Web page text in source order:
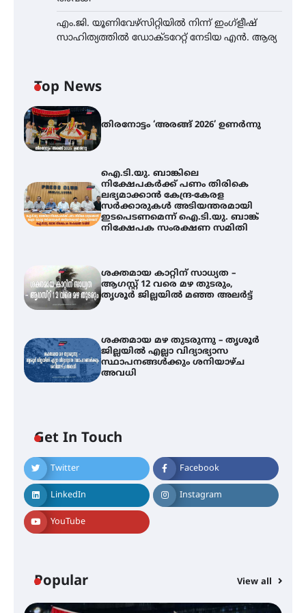
എം.ജി. യൂണിവേഴ്‌സിറ്റിയിൽ നിന്ന് ഇംഗ്ളീഷ്
സാഹിത്യത്തിൽ ഡോക്ടറേറ്റ് നേടിയ എൻ. ആര്യ
Top News
തിരനോട്ടം ‘അരങ്ങ് 2026’ ഉണർന്നു
ഐ.ടി.യു. ബാങ്കിലെ
നിക്ഷേപകർക്ക് പണം തിരികെ
ലഭ്യമാക്കാൻ കേന്ദ്ര-കേരള
സർക്കാരുകൾ അടിയന്തരമായി
ഇടപെടണമെന്ന് ഐ.ടി.യു. ബാങ്ക്
നിക്ഷേപക സംരക്ഷണ സമിതി
ശക്തമായ കാറ്റിന് സാധ്യത –
ആഗസ്റ്റ് 12 വരെ മഴ തുടരും,
തൃശൂർ ജില്ലയിൽ മഞ്ഞ അലർട്ട്
ശക്തമായ മഴ തുടരുന്നു – തൃശൂർ
ജില്ലയിൽ എല്ലാ വിദ്യാഭ്യാസ
സ്ഥാപനങ്ങൾക്കും ശനിയാഴ്ച
അവധി
Get In Touch
Twitter Facebook
LinkedIn Instagram
YouTube
Popular View all
ഐ.ടി.യു. ബാങ്കിലെ
നിക്ഷേപകർക്ക് പണം തിരികെ
ലഭ്യമാക്കാൻ കേന്ദ്ര-കേരള
സർക്കാരുകൾ അടിയന്തരമായി
ഇടപെടണമെന്ന് ഐ.ടി.യു. ബാങ്ക്
നിക്ഷേപക സംരക്ഷണ സമിതി
ശക്തമായ കാറ്റിന് സാധ്യത –
ജില്ലയിൽ എല്ലാ വിദ്യാഭ്യാസ